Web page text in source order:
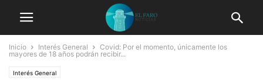
Inicio Interés General
Covid: Por el momento, únicamente los
mayores de 18 años podrán recibir...
Interés General